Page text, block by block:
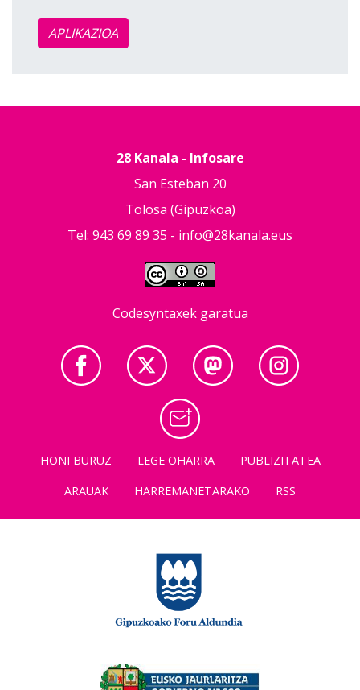
APLIKAZIOA
28 Kanala - Infosare
San Esteban 20
Tolosa (Gipuzkoa)
Tel: 943 69 89 35 - info@28kanala.eus
Codesyntaxek garatua
HONI BURUZ LEGE OHARRA
PUBLIZITATEA
ARAUAK
HARREMANETARAKO RSS